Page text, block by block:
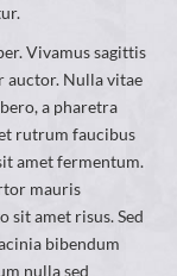
Vivamus sagittis
auctor. Nulla vitae
a pharetra
rutrum faucibus
amet fermentum.
mauris
sit amet risus. Sed
bibendum
nulla sed